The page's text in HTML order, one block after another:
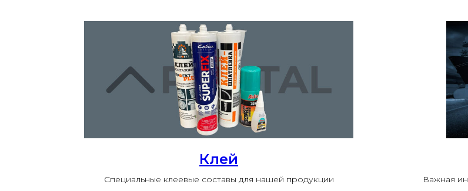
Клей
Специальные клеевые составы для нашей продукции Важная